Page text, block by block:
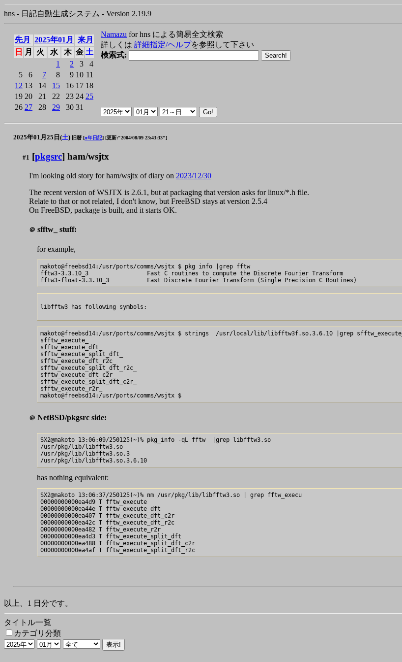
hns - 日記自動生成システム - Version 2.19.9
先月 2025年01月
来月
日
月 火 水 木 金 土
1
2 3
4
5
6 7 8 9 10 11
12 13 14 15 16 17 18
19 20 21 22 23 24 25
26 27 28 29 30 31
Namazu for hns による簡易全文検索
詳しくは 詳細指定/ヘルプを参照して下さい
検索式:
2025年01月25日(土) 旧暦 [n年日記] [更新:"2004/08/09 23:43:33"]
#1 [pkgsrc] ham/wsjtx
I'm looking old story for ham/wsjtx of diary on 2023/12/30
The recent version of WSJTX is 2.6.1, but at packaging that version asks for linux/*.h file.
Relate to that or not related, I don't know, but FreeBSD stays at version 2.5.4
On FreeBSD, package is built, and it starts OK.
＠ sfftw_ stuff:
for example,
makoto@freebsd14:/usr/ports/comms/wsjtx $ pkg info |grep fftw
fftw3-3.3.10_3                 Fast C routines to compute the Discrete Fourier Transform
libfftw3 has following symbols:
makoto@freebsd14:/usr/ports/comms/wsjtx $ strings  /usr/local/lib/libfftw3f.so.3.6.10 |grep sfftw_execute_
sfftw_execute_
sfftw_execute_dft_
sfftw_execute_split_dft_
sfftw_execute_dft_r2c_
sfftw_execute_split_dft_r2c_
sfftw_execute_dft_c2r_
sfftw_execute_split_dft_c2r_
sfftw_execute_r2r_
＠ NetBSD/pkgsrc side:
SX2@makoto 13:06:09/250125(~)% pkg_info -qL fftw  |grep libfftw3.so
/usr/pkg/lib/libfftw3.so
/usr/pkg/lib/libfftw3.so.3
has nothing equivalent:
SX2@makoto 13:06:37/250125(~)% nm /usr/pkg/lib/libfftw3.so | grep fftw_execu
00000000000ea4d9 T fftw_execute
00000000000ea44e T fftw_execute_dft
00000000000ea407 T fftw_execute_dft_c2r
00000000000ea42c T fftw_execute_dft_r2c
00000000000ea482 T fftw_execute_r2r
00000000000ea4d3 T fftw_execute_split_dft
00000000000ea488 T fftw_execute_split_dft_c2r
以上、1 日分です。
タイトル一覧
カテゴリ分類